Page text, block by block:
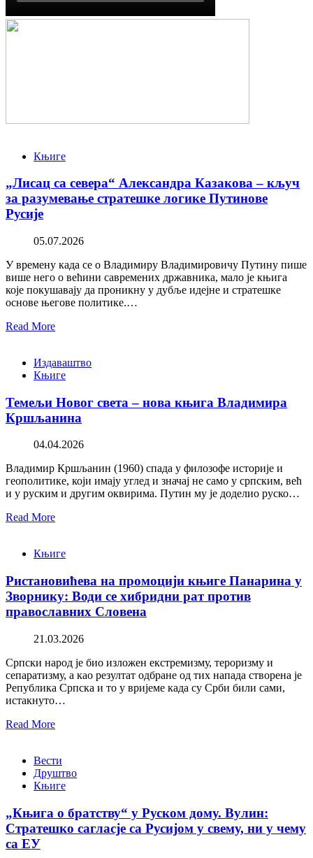
Књиге
„Лисац са севера“ Александра Казакова – кључ
за разумевање стратешке логике Путинове
Русије
05.07.2026
У времену када се о Владимиру Владимировичу Путину пише
више него о већини савремених државника, мало је књига
које покушавају да проникну у дубље идејне и стратешке
основе његове политике.…
Read More
Издаваштво
Књиге
Темељи Новог света – нова књига Владимира
Кршљанина
04.04.2026
Владимир Кршљанин (1960) спада у филозофе историје и
геополитике, који имају углед и значај не само у српским, већ
и у руским и другим оквирима. Путин му је доделио руско…
Read More
Књиге
Ристановићева на промоцији књиге Панарина у
Зворнику: Води се хибридни рат против
православних Словена
21.03.2026
Српски народ је био изложен екстремизму, тероризму и
сепаратизму, а као резултат одбране од тих напада створена је
Република Српска и то у вријеме када су Срби били сами,
истакнуто…
Read More
Вести
Друштво
Књиге
„Књига о братству“ у Руском дому. Вулин:
Стратешко сагласје са Русијом у свему, ни у чему
са ЕУ